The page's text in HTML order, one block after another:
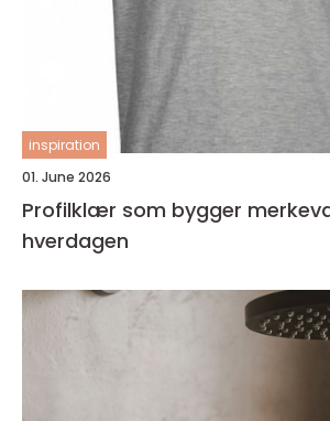
inspiration
01. June 2026
Profilklær som bygger
hverdagen